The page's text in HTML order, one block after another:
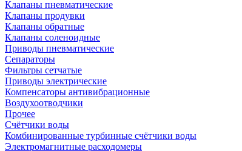
Клапаны пневматические
Клапаны продувки
Клапаны обратные
Клапаны соленоидные
Приводы пневматические
Сепараторы
Фильтры сетчатые
Приводы электрические
Компенсаторы антивибрационные
Воздухоотводчики
Прочее
Счётчики воды
Комбинированные турбинные счётчики воды
Электромагнитные расходомеры